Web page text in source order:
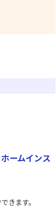
ームインス
きます。